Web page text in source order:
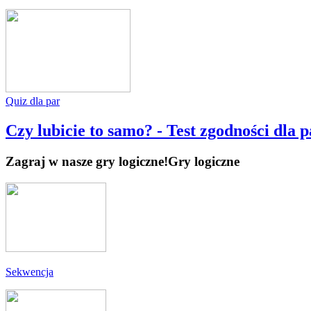
Quiz dla par
Czy lubicie to samo? - Test zgodności dla
Zagraj w nasze gry logiczne!Gry logiczne
Sekwencja